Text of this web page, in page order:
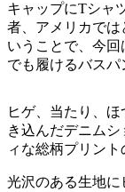
キャップにTシャ
者、アメリカでは
いうことで、今
でも履けるバスパ
ヒゲ、当たり、
き込んだデニム
ィな総柄プリント
光沢のある生地に